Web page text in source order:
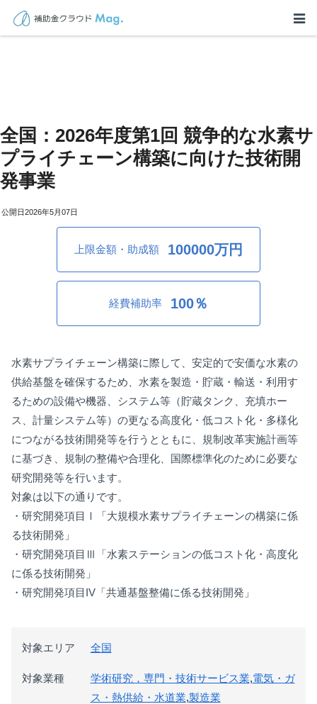
全国：2026年度第1回 競争的な水素サ
プライチェーン構築に向けた技術開
発事業
2026年5月07日
上限金額・助成額 100000万円
経費補助率 100％
水素サプライチェーン構築に際して、安定的で安価な水素の
供給基盤を確保するため、水素を製造・貯蔵・輸送・利用す
るための設備や機器、システム等（貯蔵タンク、充填ホー
ス、計量システム等）の更なる高度化・低コスト化・多様化
につながる技術開発等を行うとともに、規制改革実施計画等
に基づき、規制の整備や合理化、国際標準化のために必要な
研究開発等を行います。
対象は以下の通りです。
・研究開発項目Ⅰ「大規模水素サプライチェーンの構築に係
る技術開発」
・研究開発項目Ⅲ「水素ステーションの低コスト化・高度化
に係る技術開発」
・研究開発項目IV「共通基盤整備に係る技術開発」
対象エリア 全国
対象業種 学術研究，専門・技術サービス業,電気・ガ
ス・熱供給・水道業,製造業